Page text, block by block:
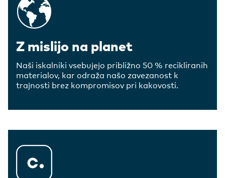
Z mislijo na planet
Naši iskalniki vsebujejo približno 50 % recikliranih
materialov, kar odraža našo zavezanost k
trajnosti brez kompromisov pri kakovosti.